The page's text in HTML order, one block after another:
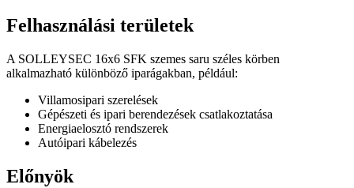
Felhasználási területek
A SOLLEYSEC 16x6 SFK szemes saru széles körben
alkalmazható különböző iparágakban, például:
Villamosipari szerelések
Gépészeti és ipari berendezések csatlakoztatása
Energiaelosztó rendszerek
Autóipari kábelezés
Előnyök